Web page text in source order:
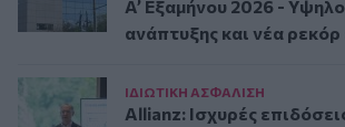
A’ Εξαμήνου 2026 -
ανάπτυξης και νέα
ΙΔΙΩΤΙΚΗ ΑΣΦAΛΙΣΗ
Allianz: Ισχυρές